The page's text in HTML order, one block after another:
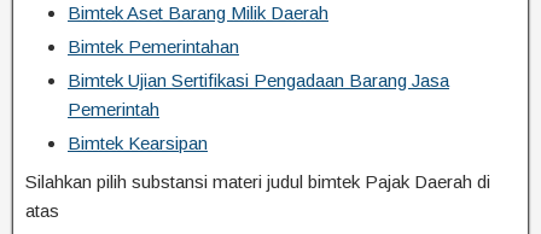
Bimtek Aset Barang Milik Daerah
Bimtek Pemerintahan
Bimtek Ujian Sertifikasi Pengadaan Barang Jasa
Pemerintah
Bimtek Kearsipan
Silahkan pilih substansi materi judul bimtek Pajak Daerah di
atas